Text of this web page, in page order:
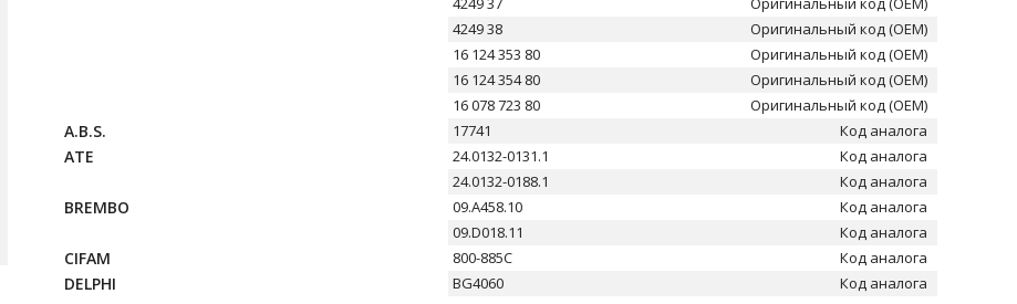
4249 38
Оригинальный код (OEM)
16 124 353 80
Оригинальный код (OEM)
16 124 354 80
Оригинальный код (OEM)
16 078 723 80
Оригинальный код (OEM)
A.B.S. 17741 Код аналога
ATE 24.0132-0131.1
Код аналога
24.0132-0188.1
Код аналога
BREMBO 09.A458.10
Код аналога
09.D018.11
Код аналога
CIFAM 800-885C Код аналога
DELPHI BG4060 Код аналога